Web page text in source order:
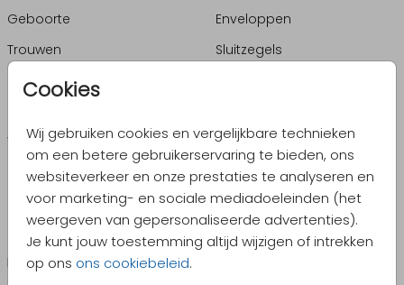
Cookies
Wij gebruiken cookies en vergelijkbare technieken
om een betere gebruikerservaring te bieden, ons
websiteverkeer en onze prestaties te analyseren en
voor marketing- en sociale mediadoeleinden (het
weergeven van gepersonaliseerde advertenties).
Je kunt jouw toestemming altijd wijzigen of intrekken
op ons ons cookiebeleid.
Geboorte
Trouwen
Kerst
Verjaardag
Uitnodigingen
Zelf maken
Enveloppen
Sluitzegels
Kaartversieringen
INFORMATIE